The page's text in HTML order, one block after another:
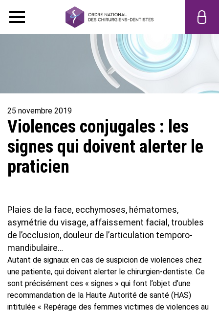
25 novembre 2019
Violences conjugales : les
signes qui doivent alerter le
praticien
Plaies de la face, ecchymoses, hématomes,
asymétrie du visage, affaissement facial, troubles
de l’occlusion, douleur de l’articulation temporo-
mandibulaire…
Autant de signaux en cas de suspicion de violences chez
une patiente, qui doivent alerter le chirurgien-dentiste. Ce
sont précisément ces « signes » qui font l’objet d’une
recommandation de la Haute Autorité de santé (HAS)
intitulée « Repérage des femmes victimes de violences au